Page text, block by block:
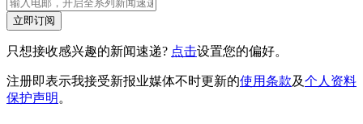
立即订阅
只想接收感兴趣的新闻速递? 点击设置您的偏好。
注册即表示我接受新报业媒体不时更新的使用条款及个人资料
保护声明 。